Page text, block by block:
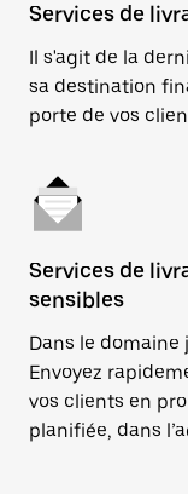
Services de
Il s'agit de la
sa destination
porte de vos
Services de
sensibles
Dans le
Envoyez
vos clients en
planifiée, dans